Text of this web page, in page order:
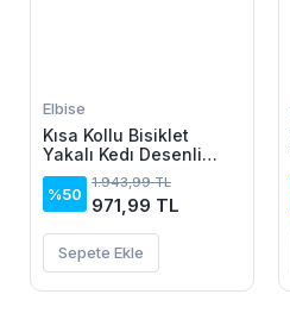
Elbise
Kısa Kollu Bisiklet
Yakalı Kedı Desenli
Midi Vıskon Elbise
%50
1.943,99 TL
971,99 TL
Sepete Ekle